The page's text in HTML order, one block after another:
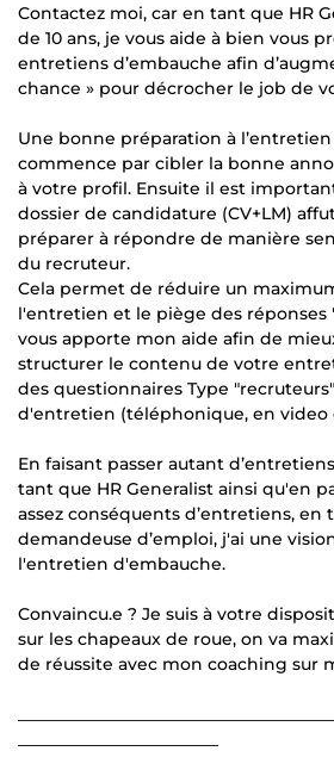
Contactez moi, car en tant que HR
de 10 ans, je vous aide à bien vous
entretiens d’embauche afin
chance » pour décrocher le job de
Une bonne préparation à l’entretien
commence par cibler la bonne
à votre profil. Ensuite il est
dossier de candidature (CV+LM)
préparer à répondre de manière
du recruteur.
Cela permet de réduire un
l'entretien et le piège des réponses "
vous apporte mon aide afin de
structurer le contenu de votre
des questionnaires Type
d'entretien (téléphonique, en video
En faisant passer autant
tant que HR Generalist ainsi qu'en
assez conséquents d’entretiens, en
demandeuse d’emploi, j'ai une
l'entretien d'embauche.
Convaincu.e ? Je suis à votre
sur les chapeaux de roue, on va
de réussite avec mon coaching sur